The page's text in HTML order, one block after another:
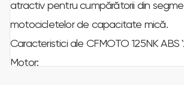
atractiv pentru cumpărătorii din
motocicletelor de capacitate mică.
Caracteristici ale CFMOTO 125NK ABS
Motor: